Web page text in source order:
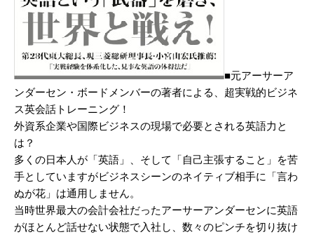
■元アーサーア
ンダーセン・ボードメンバーの著者による、超実戦的ビジネ
ス英会話トレーニング！
外資系企業や国際ビジネスの現場で必要とされる英語力と
は？
多くの日本人が「英語」、そして「自己主張すること」を苦
手としていますがビジネスシーンのネイティブ相手に「言わ
ぬが花」は通用しません。
当時世界最大の会計会社だったアーサーアンダーセンに英語
がほとんど話せない状態で入社し、数々のピンチを切り抜け